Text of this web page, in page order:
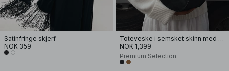
Satinfringe skjerf
NOK 359
Toteveske i semsket skinn med knytedetaljer
NOK 1,399
Premium Selection